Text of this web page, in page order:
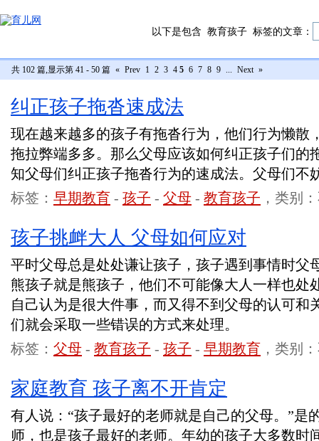
以下是包含 教育孩子 标签的文章：
共 102 篇,显示第 41 - 50 篇 « Prev 1 2 3 4 5 6 7 8 9 ... Next »
纠正孩子拖沓速成法
现在越来越多的孩子有拖沓行为，他们行为懒散
拖拉弊端多多。那么父母应该如何纠正孩子们的
知父母们纠正孩子拖沓行为的速成法。父母们不
标签： 早期教育 - 孩子 - 父母 - 教育孩子 ，类别
孩子挑衅大人 父母如何应对
平时父母总是处处谦让孩子，孩子遇到事情时父
熊孩子就是熊孩子，他们不可能像大人一样也处
自己认为是很大件事，而又得不到父母的认可和
们就会采取一些错误的方式来处理。
标签： 父母 - 教育孩子 - 孩子 - 早期教育 ，类别
家庭教育 孩子离不开肯定
有人说：“孩子最好的老师就是自己的父母。”是
师，也是孩子最好的老师。年幼的孩子大多数时